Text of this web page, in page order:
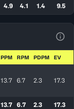
4.9 4.1 1.4 9.5
PPM RPM PDPM EV
13.7 6.7 2.3 17.3
13.7 6.7 2.3 17.3